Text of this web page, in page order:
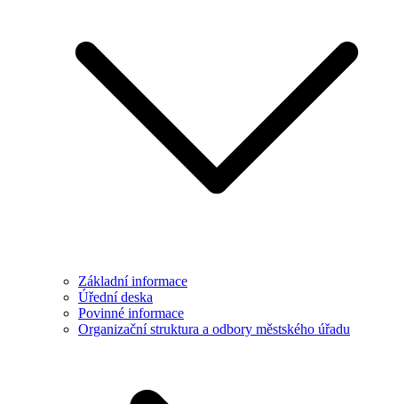
Základní informace
Úřední deska
Povinné informace
Organizační struktura a odbory městského úřadu